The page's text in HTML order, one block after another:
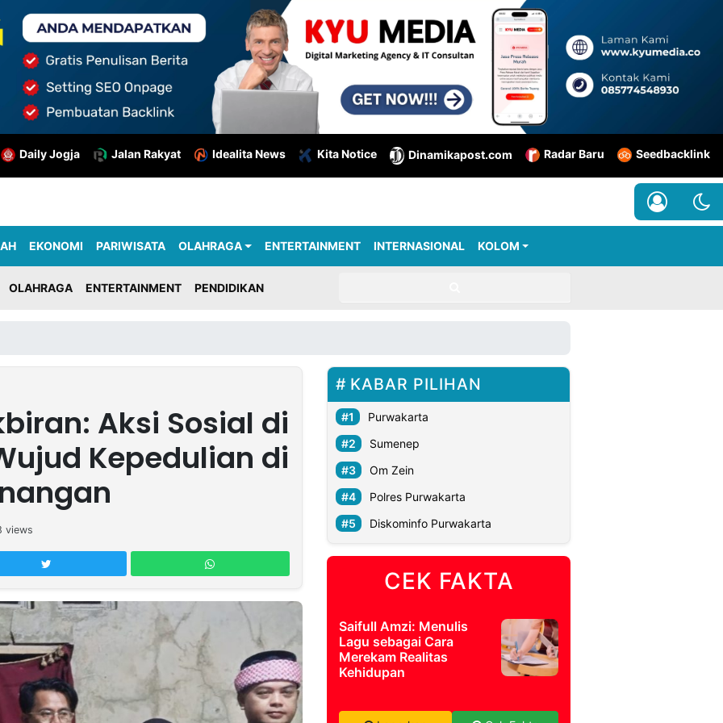
Daily Jogja Jalan Rakyat Idealita News Kita Notice Dinamikapost.com Radar Baru Seedbacklink
EKONOMI PARIWISATA OLAHRAGA ENTERTAINMENT INTERNASIONAL KOLOM
OLAHRAGA ENTERTAINMENT PENDIDIKAN
Aksi Sosial di
Kepedulian di
views
KABAR PILIHAN
Purwakarta
Sumenep
Om Zein
Polres Purwakarta
Diskominfo Purwakarta
CEK FAKTA
Saifull Amzi: Menulis
Lagu sebagai Cara
Merekam Realitas
Kehidupan